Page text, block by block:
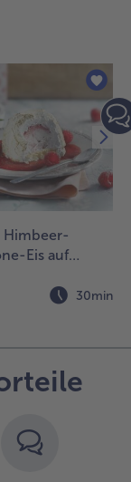
Himbeer-
Eis auf
30min